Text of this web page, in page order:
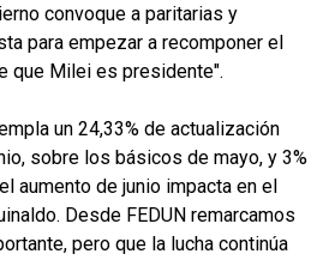
convoque a paritarias y
para empezar a recomponer el
que Milei es presidente".
un 24,33% de actualización
sobre los básicos de mayo, y 3%
aumento de junio impacta en el
Desde FEDUN remarcamos
pero que la lucha continúa